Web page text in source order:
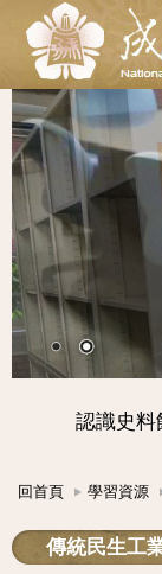
認識史料
回首頁 學習資源
傳統民生工